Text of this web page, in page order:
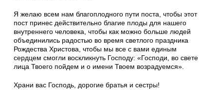
Я желаю всем нам благоплодного пути поста, чтобы этот
пост принес действительно благие плоды для нашего
внутреннего человека, чтобы как можно больше людей
объединились радостью во время светлого праздника
Рождества Христова, чтобы мы все с вами единым
сердцем смогли воскликнуть Господу: «Господи, во свете
лица Твоего пойдем и о имени Твоем возрадуемся».
Храни вас Господь, дорогие братья и сестры!